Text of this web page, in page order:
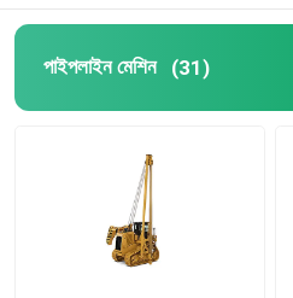
উদ্ধৃতির জন্য আবেদন
পাইপলাইন মেশিন
পাইপলাইন মেশিন (31)